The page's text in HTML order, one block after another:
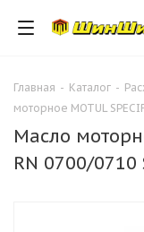
Главная - Каталог -
моторное MOTUL
Масло
RN 0700/0710